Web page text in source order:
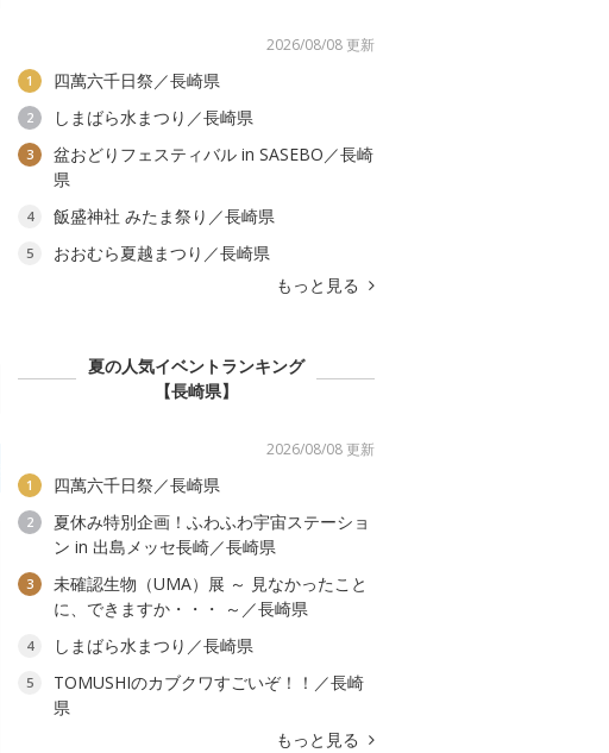
2026/08/08 更新
1 四萬六千日祭／長崎県
2 しまばら水まつり／長崎県
3
盆おどりフェスティバル in SASEBO／長崎
県
4 飯盛神社 みたま祭り／長崎県
5
おおむら夏越まつり／長崎県
もっと見る
夏の人気イベントランキング
【長崎県】
2026/08/08 更新
1 四萬六千日祭／長崎県
2
夏休み特別企画！ふわふわ宇宙ステーショ
ン in 出島メッセ長崎／長崎県
3
未確認生物（UMA）展 ～ 見なかったこと
に、できますか・・・ ～／長崎県
4 しまばら水まつり／長崎県
5
TOMUSHIのカブクワすごいぞ！！／長崎
県
もっと見る